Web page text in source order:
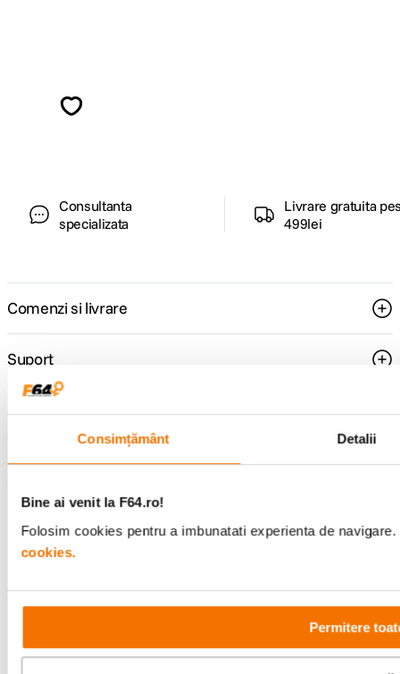
Consimțământ Detalii
Bine ai venit la F64.ro!
Folosim cookies pentru a imbunatati experienta de
cookies.
Permitere
Consultanta
specializata
Livrare gratuita
499lei
Comenzi si livrare
Suport
Service si garantii
F64 Studio
Urmareste-ne